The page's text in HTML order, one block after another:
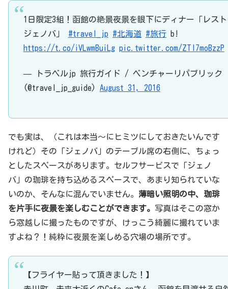
1日限定3組！函館の絶景夜景を眼下にディナー「レス
ジェノバ」 #travel_jp #北海道 #旅行b!
https://t.co/iVLwmBuiLg pic.twitter.com/ZTl7moBzzP
— トラベルjp 旅行ガイド / ベンチャーリパブリック
(@travel_jp_guide) August 31, 2016
でも実は、（これは本当～にヒミツにしておきたいんです
けれど）その「ジェノバ」のテーブル席の右側に、ちょっ
としたスペースがあります。セルフサービスで「ジェノ
バ」の珈琲を持ち込めるスペースで、あまり知られていな
いのか、そんなに混んでいません。 薄暗い照明の中、珈琲
を片手に夜景を楽しむことができます。 写真はそこの窓か
ら窓越しに撮ったものですが、けっこう綺麗に撮れていま
すよね？！純粋に夜景を楽しめる穴場の場所です。
【フライヤー貼って頂きました！】